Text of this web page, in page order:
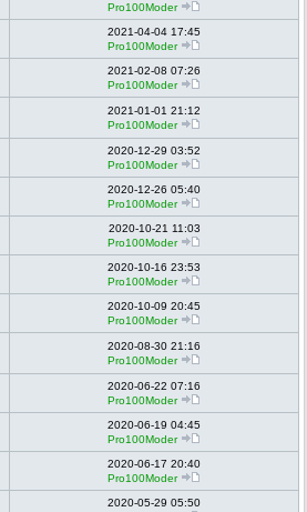
Pro100Moder
2021-04-04 17:45
Pro100Moder
2021-02-08 07:26
Pro100Moder
2021-01-01 21:12
Pro100Moder
2020-12-29 03:52
Pro100Moder
2020-12-26 05:40
Pro100Moder
2020-10-21 11:03
Pro100Moder
2020-10-16 23:53
Pro100Moder
2020-10-09 20:45
Pro100Moder
2020-08-30 21:16
Pro100Moder
2020-06-22 07:16
Pro100Moder
2020-06-19 04:45
Pro100Moder
2020-06-17 20:40
Pro100Moder
2020-05-29 05:50